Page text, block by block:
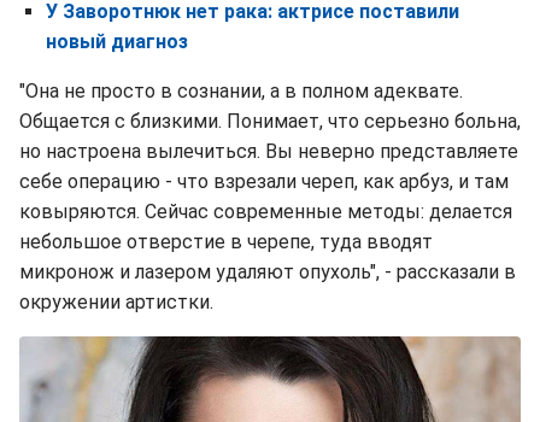
У Заворотнюк нет рака: актрисе поставили
новый диагноз
"Она не просто в сознании, а в полном адеквате.
Общается с близкими. Понимает, что серьезно больна,
но настроена вылечиться. Вы неверно представляете
себе операцию - что взрезали череп, как арбуз, и там
ковыряются. Сейчас современные методы: делается
небольшое отверстие в черепе, туда вводят
микронож и лазером удаляют опухоль", - рассказали в
окружении артистки.